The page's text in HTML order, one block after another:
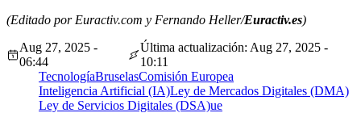
(Editado por Euractiv.com y Fernando Heller/Euractiv.es)
Aug 27, 2025 -
06:44
Última actualización: Aug 27, 2025 -
10:11
TecnologíaBruselasComisión Europea
Inteligencia Artificial (IA)Ley de Mercados Digitales (DMA)
Ley de Servicios Digitales (DSA)ue